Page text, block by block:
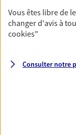
garanties
invalidité ou
Découvrir l'offre
Santé
Vous êtes libre de
changer d'avis à
cookies"
Consulter notre